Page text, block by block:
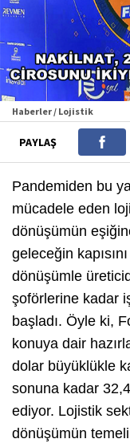
Haberler / Lojistik
PAYLAŞ
Pandemiden bu
mücadele eden
dönüşümün
geleceğin
dönüşümle
şoförlerine kadar
başladı. Öyle ki,
konuya dair
dolar büyüklükle
sonuna kadar
ediyor. Lojistik
dönüşümün